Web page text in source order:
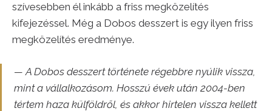
szívesebben él inkább a friss megközelítés
kifejezéssel. Még a Dobos desszert is egy ilyen friss
megközelítés eredménye.
— A Dobos desszert története régebbre nyúlik vissza,
mint a vállalkozásom. Hosszú évek után 2004-ben
tértem haza külföldről, és akkor hirtelen vissza kellett